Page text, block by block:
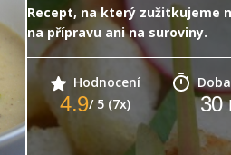
Recept, na který zužitkujeme
na přípravu ani na suroviny.
Hodnocení
4.9/ 5 (7x) 30